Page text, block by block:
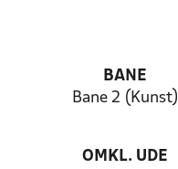
BANE
Bane 2 (Kunst)
OMKL. UDE